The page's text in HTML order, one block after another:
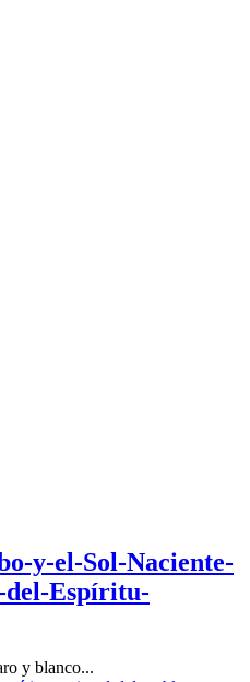
y-el-Sol-Naciente-
del-Espíritu-
y blanco...